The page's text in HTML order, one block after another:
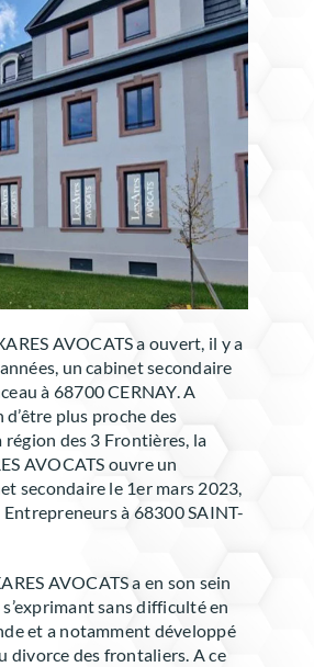
AVOCATS a ouvert, il y a
un cabinet secondaire
à 68700 CERNAY. A
plus proche des
région des 3 Frontières, la
AVOCATS ouvre un
secondaire le 1er mars 2023,
à 68300 SAINT-
AVOCATS a en son sein
sans difficulté en
et a notamment développé
divorce des frontaliers. A ce